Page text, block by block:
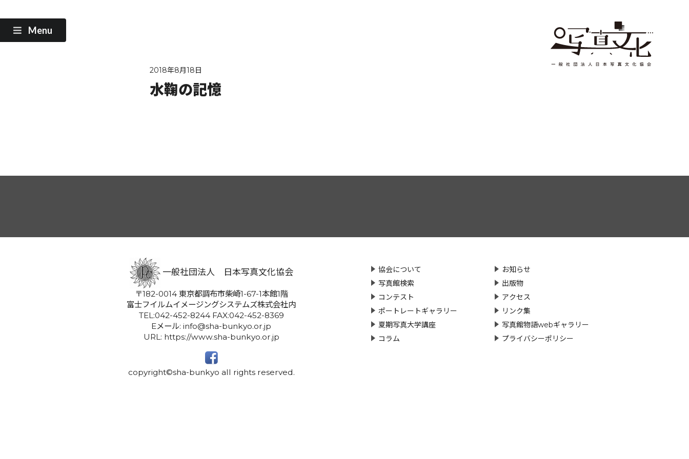
Menu
2018年8月18日
水鞠の記憶
協会について
写真館検索
コンテスト
ポートレートギャラリー
夏期写真大学講座
コラム
お知らせ
出版物
アクセス
リンク集
写真館物語webギャラリー
プライバシーポリシー
一般社団法人 日本写真文化協会
〒182-0014 東京都調布市柴崎1-67-1本館1階
富士フイルムイメージングシステムズ株式会社内
TEL:042-452-8244 FAX:042-452-8369
Eメール: info@sha-bunkyo.or.jp
URL: https://www.sha-bunkyo.or.jp
copyright©sha-bunkyo all rights reserved.